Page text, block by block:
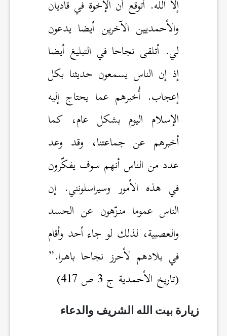
إلا الله. أتوقع أن الإخوة في قاديان
والأحمديين الآخرين أيضا يدعون
لي. أتلقى نجاحا في التبليغ أيضا
إذ إن الناس يسمعون حديثنا بكل
إعجاب. أُخبرهم عما يحتاج إليه
الإسلام اليوم بشكل عام، كما
أخبرهم عن جماعتنا، وقد وعد
عدد من الناس أنهم سوف يفكّرون
في هذه الأمور وسيراسلونني. إن
الناس عموما منـزّهون عن الحسد
والعصبية، لذلك لو جاء أحد وأقام
في بلادهم لأحرز نجاحا باهـرا.”
(تاريخ الأحمدية ج 3 ص 417)
زيارة بيت الله الشريف والدعاء